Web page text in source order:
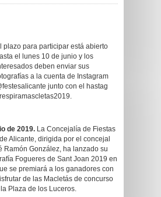
plazo para participar está abierto
el lunes 10 de junio y los
deben enviar sus
a la cuenta de Instagram
junto con el hastag
de 2019. La Concejalía de Fiestas
Alicante, dirigida por el concejal
Ramón González, ha lanzado su
Fogueres de Sant Joan 2019 en
se premiará a los ganadores con
de las Macletás de concurso
Plaza de los Luceros.